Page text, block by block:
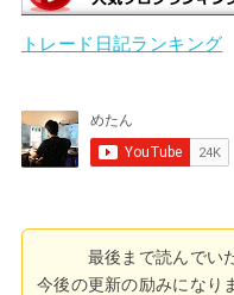
トレード日記ランキング
最後まで読んでい
今後の更新の励みになり